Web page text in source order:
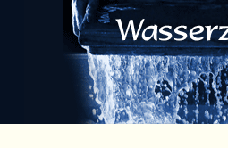
•Missive, Bl. 391
•Missive, Bl. 392
•Missive, Bl. 393
•Missive, Bl. 394
•Missive, Bl. 395
•Missive, Bl. 396
•Missive, Bl. 397